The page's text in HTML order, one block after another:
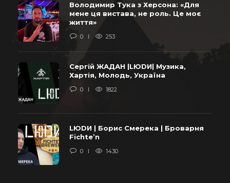
Володимир Тука з Херсона: «Для
мене ця вистава, не роль. Це моє
життя»
0 253
Сергій ЖАДАН |LЮDИ| Музика,
Хартія, Молодь, Україна
0 1822
LЮDИ | Борис Смерека | Броварня
Fichte’n
0 1430